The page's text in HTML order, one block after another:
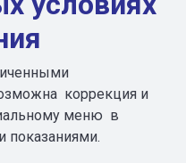
коррекция и
меню в
показаниями.